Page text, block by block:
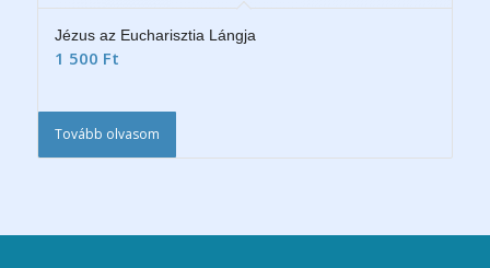
Jézus az Eucharisztia Lángja
1 500 Ft
Tovább olvasom